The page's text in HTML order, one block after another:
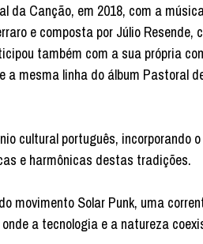
Canção, em 2018, com a
e composta por Júlio Resende,
também com a sua própria
mesma linha do álbum Pastoral
cultural português, incorporando o
e harmônicas destas tradições.
movimento Solar Punk, uma
a tecnologia e a natureza